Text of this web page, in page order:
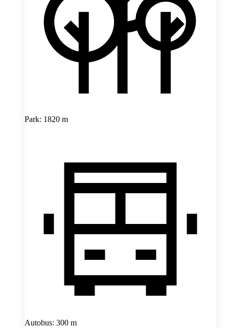
Park: 1820 m
Autobus: 300 m